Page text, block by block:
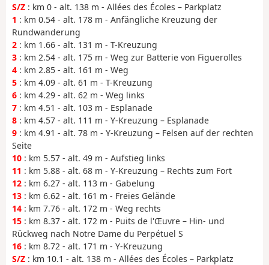
S/Z : km 0 - alt. 138 m - Allées des Écoles – Parkplatz
1 : km 0.54 - alt. 178 m - Anfängliche Kreuzung der
Rundwanderung
2 : km 1.66 - alt. 131 m - T-Kreuzung
3 : km 2.54 - alt. 175 m - Weg zur Batterie von Figuerolles
4 : km 2.85 - alt. 161 m - Weg
5 : km 4.09 - alt. 61 m - T-Kreuzung
6 : km 4.29 - alt. 62 m - Weg links
7 : km 4.51 - alt. 103 m - Esplanade
8 : km 4.57 - alt. 111 m - Y-Kreuzung – Esplanade
9 : km 4.91 - alt. 78 m - Y-Kreuzung – Felsen auf der rechten
Seite
10 : km 5.57 - alt. 49 m - Aufstieg links
11 : km 5.88 - alt. 68 m - Y-Kreuzung – Rechts zum Fort
12 : km 6.27 - alt. 113 m - Gabelung
13 : km 6.62 - alt. 161 m - Freies Gelände
14 : km 7.76 - alt. 172 m - Weg rechts
15 : km 8.37 - alt. 172 m - Puits de l'Œuvre – Hin- und
Rückweg nach Notre Dame du Perpétuel S
16 : km 8.72 - alt. 171 m - Y-Kreuzung
S/Z : km 10.1 - alt. 138 m - Allées des Écoles – Parkplatz